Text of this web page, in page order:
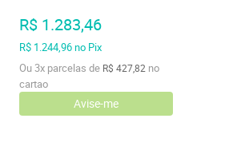
R$ 1.283,46
R$ 1.244,96no Pix
Ou3x parcelas de R$ 427,82 no
cartao
Avise-me